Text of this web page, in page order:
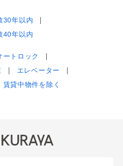
30年以内
40年以内
ートロック
エレベーター
賃貸中物件を除く